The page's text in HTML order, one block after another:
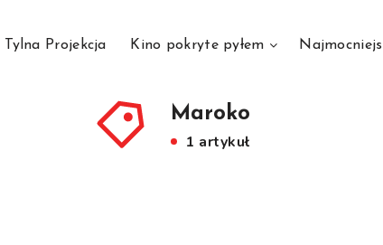
Tylna Projekcja Kino pokryte pyłem
Maroko
1 artykuł